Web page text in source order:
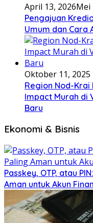
April 13, 2026Mei
Pengajuan
Umum dan Cara
Oktober 11, 2025
Region Nod-Krai
Impact Murah di
Baru
Ekonomi & Bisnis
Passkey, OTP, atau
Aman untuk Akun